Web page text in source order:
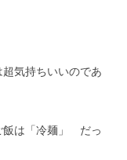
気持ちいいのであ
飯は「冷麺」 だっ